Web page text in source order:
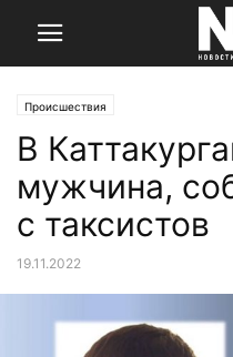
Происшествия
В
мужчина,
с таксистов
19.11.2022